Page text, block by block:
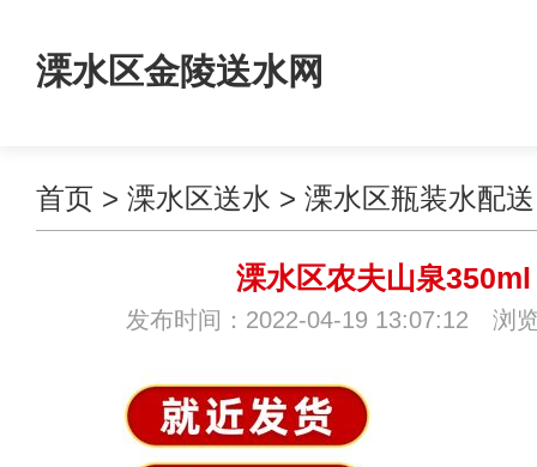
溧水区金陵送水网
首页 > 溧水区送水 > 溧水区瓶装水配送
溧水区农夫山泉350ml
发布时间：2022-04-19 13:07:12 浏